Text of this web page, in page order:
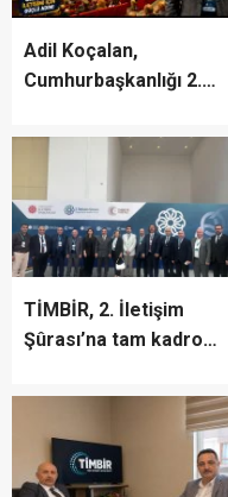
Adil Koçalan,
Cumhurbaşkanlığı 2.
TİMBİR, 2. İletişim
Şûrası’na tam kadro